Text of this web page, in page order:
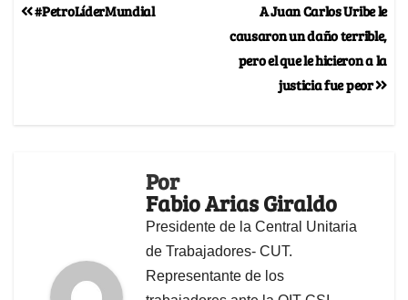
A Juan Carlos Uribe le
causaron un daño terrible,
pero el que le hicieron a la
justicia fue peor
#PetroLíderMundial
Por
Fabio Arias Giraldo
Presidente de la Central Unitaria
de Trabajadores- CUT.
Representante de los